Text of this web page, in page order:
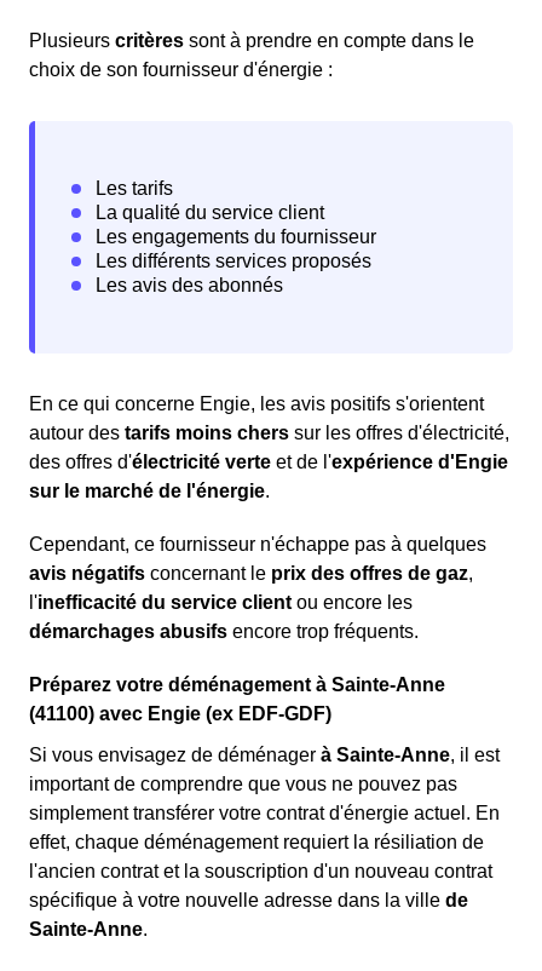
Plusieurs critères sont à prendre en compte dans le
choix de son fournisseur d'énergie :
En ce qui concerne Engie, les avis positifs s'orientent
autour des tarifs moins chers sur les offres d'électricité,
des offres d'électricité verte et de l'expérience d'Engie
sur le marché de l'énergie.
Cependant, ce fournisseur n'échappe pas à quelques
avis négatifs concernant le prix des offres de gaz,
l'inefficacité du service client ou encore les
démarchages abusifs encore trop fréquents.
Préparez votre déménagement à Sainte-Anne
(41100) avec Engie (ex EDF-GDF)
Si vous envisagez de déménager à Sainte-Anne, il est
important de comprendre que vous ne pouvez pas
simplement transférer votre contrat d'énergie actuel. En
effet, chaque déménagement requiert la résiliation de
l'ancien contrat et la souscription d'un nouveau contrat
spécifique à votre nouvelle adresse dans la ville de
Sainte-Anne.